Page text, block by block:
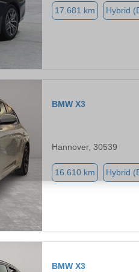
17.681 km Hybrid
BMW X3
Hannover, 30539
16.610 km Hybrid
BMW X3